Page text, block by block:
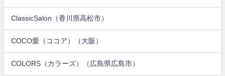
ClassicSalon（香川県高松市）
COCO愛（ココア）（大阪）
COLORS（カラーズ）（広島県広島市）